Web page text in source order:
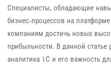
Специалисты, обладающие
бизнес-процессов на
компаниям достичь новых
прибыльности. В данной
аналитика 1С и его важность